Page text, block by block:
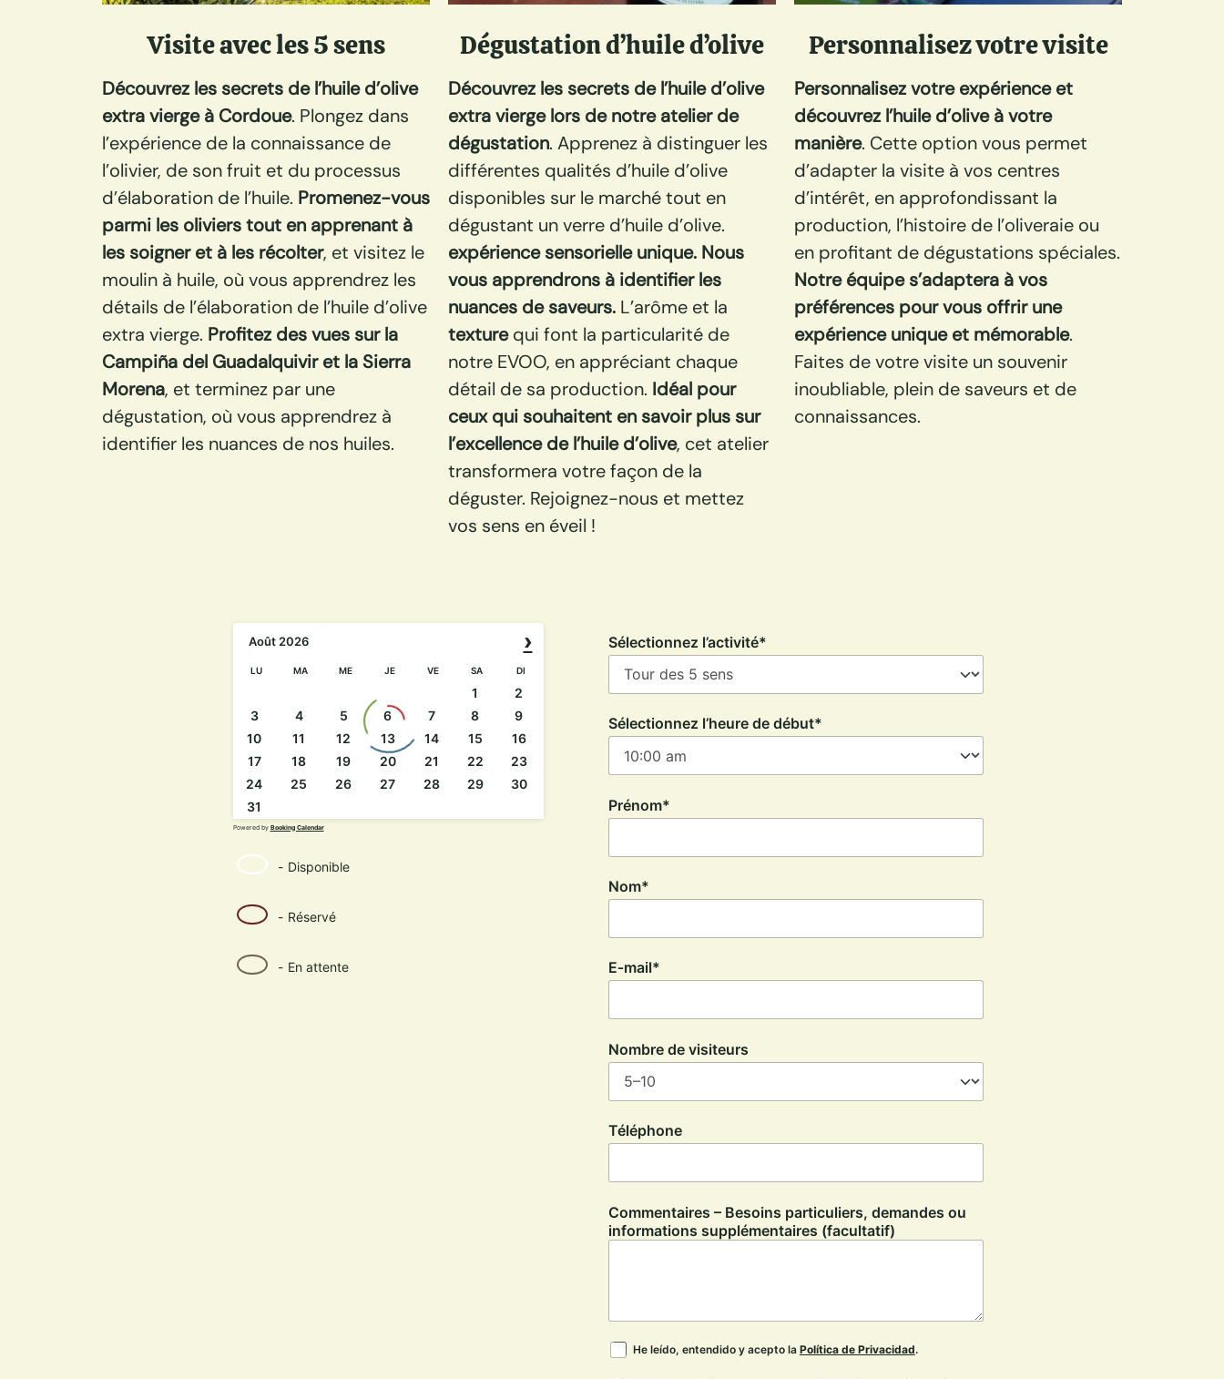
Visite avec les 5 sens
Découvrez les secrets de l’huile d’olive
extra vierge à Cordoue. Plongez dans
l’expérience de la connaissance de
l’olivier, de son fruit et du processus
d’élaboration de l’huile. Promenez-vous
parmi les oliviers tout en apprenant à
les soigner et à les récolter, et visitez le
moulin à huile, où vous apprendrez les
détails de l’élaboration de l’huile d’olive
extra vierge. Profitez des vues sur la
Campiña del Guadalquivir et la Sierra
Morena, et terminez par une
dégustation, où vous apprendrez à
identifier les nuances de nos huiles.
Dégustation d’huile d’olive
Découvrez les secrets de l’huile d’olive
extra vierge lors de notre atelier de
dégustation. Apprenez à distinguer les
différentes qualités d’huile d’olive
disponibles sur le marché tout en
dégustant un verre d’huile d’olive.
expérience sensorielle unique. Nous
vous apprendrons à identifier les
nuances de saveurs. L’arôme et la
texturequi font la particularité de
notre EVOO, en appréciant chaque
détail de sa production. Idéal pour
ceux qui souhaitent en savoir plus sur
l’excellence de l’huile d’olive, cet atelier
transformera votre façon de la
déguster. Rejoignez-nous et mettez
vos sens en éveil !
Personnalisez votre visite
Personnalisez votre expérience et
découvrez l’huile d’olive à votre
manière. Cette option vous permet
d’adapter la visite à vos centres
d’intérêt, en approfondissant la
production, l’histoire de l’oliveraie ou
en profitant de dégustations spéciales.
Notre équipe s’adaptera à vos
préférences pour vous offrir une
expérience unique et mémorable.
Faites de votre visite un souvenir
inoubliable, plein de saveurs et de
connaissances.
›
Août 2026
LU MA ME JE VE SA DI
1
2
3
4 5 6 7 8
9
10
11 12 13 14 15
16
17
18 19 20 21 22
23
24
25 26 27 28 29
30
31
Powered by Booking Calendar
- Disponible
- Réservé
- En attente
Sélectionnez l’activité*
Sélectionnez l’heure de début*
Prénom*
Nom*
E‑mail*
Nombre de visiteurs
Téléphone
Commentaires – Besoins particuliers, demandes ou
informations supplémentaires (facultatif)
He leído, entendido y acepto la Política de Privacidad.